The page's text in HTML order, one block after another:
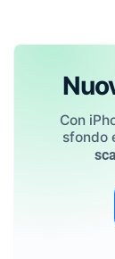
Con
sfondo